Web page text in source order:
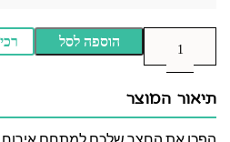
הוספה לסל
תיאור המוצר